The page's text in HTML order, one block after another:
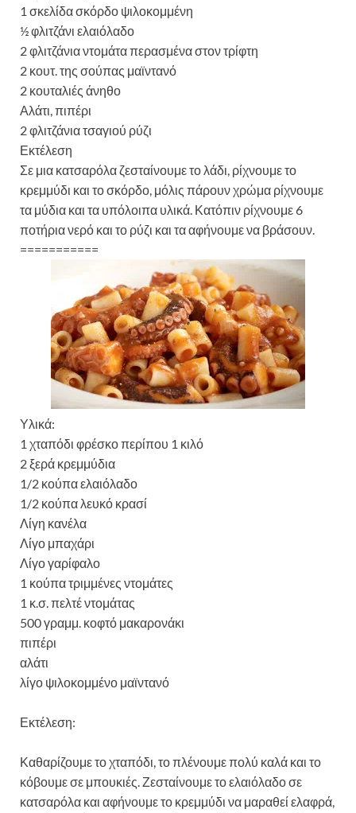
1 σκελίδα σκόρδο ψιλοκομμένη
½ φλιτζάνι ελαιόλαδο
2 φλιτζάνια ντομάτα περασμένα στον τρίφτη
2 κουτ. της σούπας μαϊντανό
2 κουταλιές άνηθο
Αλάτι, πιπέρι
2 φλιτζάνια τσαγιού ρύζι
Εκτέλεση
Σε μια κατσαρόλα ζεσταίνουμε το λάδι, ρίχνουμε το
κρεμμύδι και το σκόρδο, μόλις πάρουν χρώμα ρίχνουμε
τα μύδια και τα υπόλοιπα υλικά. Κατόπιν ρίχνουμε 6
ποτήρια νερό και το ρύζι και τα αφήνουμε να βράσουν.
===========
Υλικά:
1 χταπόδι φρέσκο περίπου 1 κιλό
2 ξερά κρεμμύδια
1/2 κούπα ελαιόλαδο
1/2 κούπα λευκό κρασί
Λίγη κανέλα
Λίγο μπαχάρι
Λίγο γαρίφαλο
1 κούπα τριμμένες ντομάτες
1 κ.σ. πελτέ ντομάτας
500 γραμμ. κοφτό μακαρονάκι
πιπέρι
αλάτι
λίγο ψιλοκομμένο μαϊντανό
Εκτέλεση:
Καθαρίζουμε το χταπόδι, το πλένουμε πολύ καλά και το
κόβουμε σε μπουκιές. Ζεσταίνουμε το ελαιόλαδο σε
κατσαρόλα και αφήνουμε το κρεμμύδι να μαραθεί ελαφρά,